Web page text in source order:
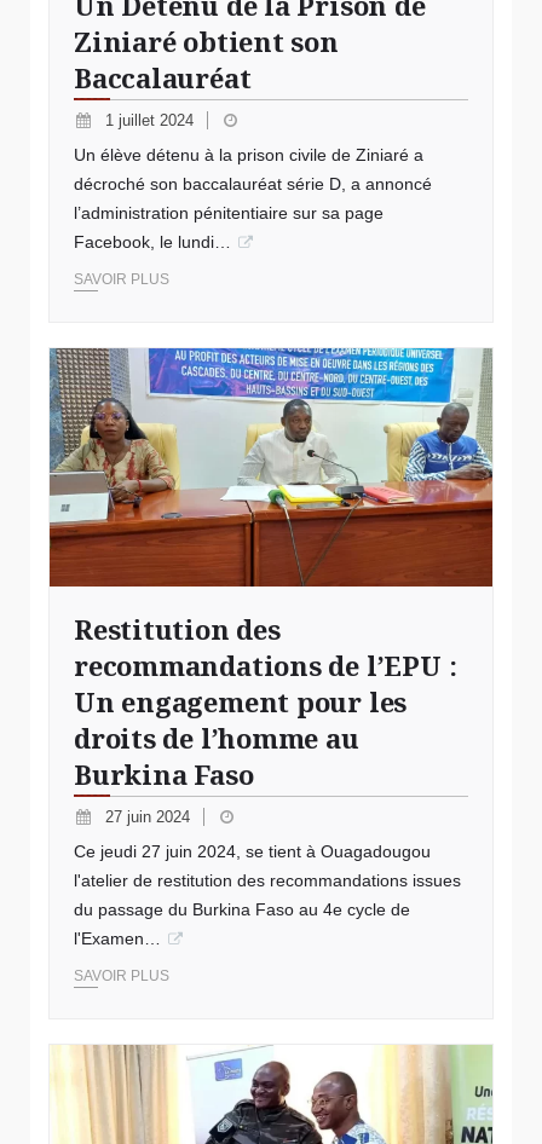
Ziniaré obtient son
Baccalauréat
1 juillet 2024
Un élève détenu à la prison civile de Ziniaré a
décroché son baccalauréat série D, a annoncé
l’administration pénitentiaire sur sa page
Facebook, le lundi…
SAVOIR PLUS
Restitution des
recommandations de l’EPU :
Un engagement pour les
droits de l’homme au
Burkina Faso
27 juin 2024
Ce jeudi 27 juin 2024, se tient à Ouagadougou
l'atelier de restitution des recommandations issues
du passage du Burkina Faso au 4e cycle de
l'Examen…
SAVOIR PLUS